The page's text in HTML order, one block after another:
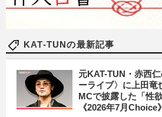
KAT-TUNの最新記事
元KAT-TUN・赤西
ーライブ〉に上田竜
MCで披露した「性
《2026年7月Choice》